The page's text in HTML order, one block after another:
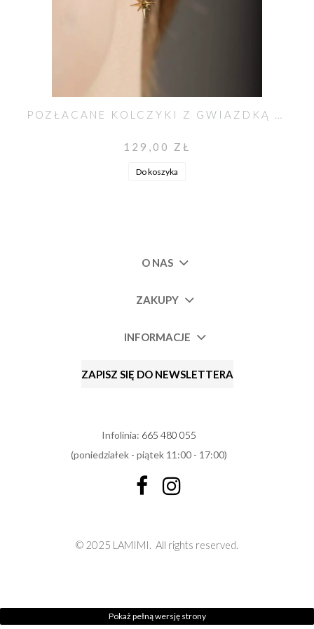
POZŁACANE KOLCZYKI Z GWIAZDKĄ POLARNĄ
129,00 ZŁ
Do koszyka
O NAS
ZAKUPY
INFORMACJE
ZAPISZ SIĘ DO NEWSLETTERA
Infolinia: 665 480 055
(poniedziałek - piątek 11:00 - 17:00)
© 2025 LAMIMI. All rights reserved.
Pokaż pełną wersję strony